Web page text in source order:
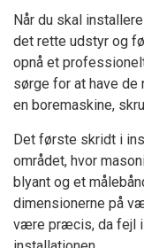
Når du skal
det rette udstyr og
opnå et
sørge for at have de
en boremaskine,
Det første skridt i
området, hvor
blyant og et
dimensionerne på
være præcis, da fejl i